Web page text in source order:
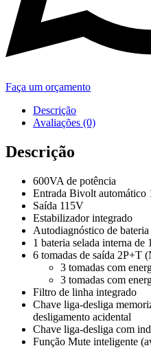
Faça um orçamento
Descrição
Avaliações (0)
Descrição
600VA de potência
Entrada Bivolt automático
Saída 115V
Estabilizador integrado
Autodiagnóstico de bateria
1 bateria selada interna de
6 tomadas de saída 2P+T
3 tomadas com
3 tomadas com
Filtro de linha integrado
Chave liga-desliga
desligamento acidental
Chave liga-desliga com
Função Mute inteligente